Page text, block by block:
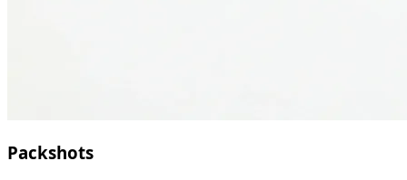
Packshots